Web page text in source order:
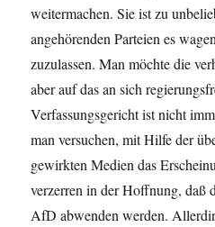
weitermachen. Sie ist zu
angehörenden Parteien es
zuzulassen. Man möchte die
aber auf das an sich
Verfassungsgericht ist nicht
man versuchen, mit Hilfe der
gewirkten Medien das
verzerren in der Hoffnung, daß
AfD abwenden werden.